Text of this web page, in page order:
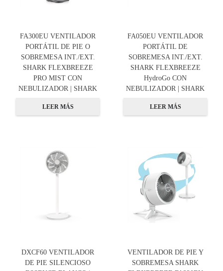
FA300EU VENTILADOR
PORTÁTIL DE PIE O
SOBREMESA INT./EXT.
SHARK FLEXBREEZE
PRO MIST CON
NEBULIZADOR | SHARK
LEER MÁS
FA050EU VENTILADOR
PORTÁTIL DE
SOBREMESA INT./EXT.
SHARK FLEXBREEZE
HydroGo CON
NEBULIZADOR | SHARK
LEER MÁS
DXCF60 VENTILADOR
DE PIE SILENCIOSO
VENTILADOR DE PIE Y
SOBREMESA SHARK